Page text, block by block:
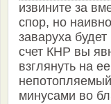
извините за
спор, но
заваруха
счет КНР вы
взглянуть на
минусами во